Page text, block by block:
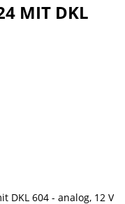
MIT DKL